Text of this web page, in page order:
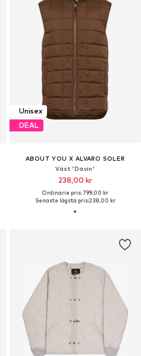
Unisex
DEAL
ABOUT YOU X ALVARO SOLER
Väst 'Davin'
238,00 kr
Ordinarie pris: 799,00 kr
Senaste lägsta pris:238,00 kr